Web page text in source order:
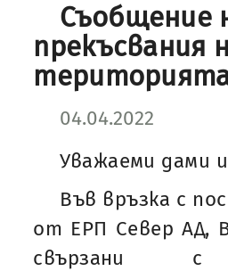
Съобщение
прекъсвания
04.04.2022
Уважаеми дами
Във връзка с
от ЕРП Север АД,
свързани